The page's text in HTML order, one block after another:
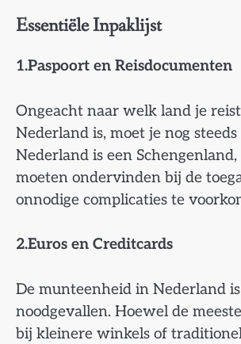
Essentiële Inpaklijst
1.Paspoort en Reisdocumenten
Ongeacht naar welk land je
Nederland is, moet je nog
Nederland is een
moeten ondervinden bij de
onnodige complicaties te
2.Euros en Creditcards
De munteenheid in Nederland
noodgevallen. Hoewel de
bij kleinere winkels of